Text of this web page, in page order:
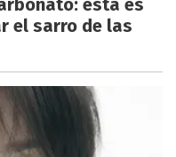
esta es
el sarro de las